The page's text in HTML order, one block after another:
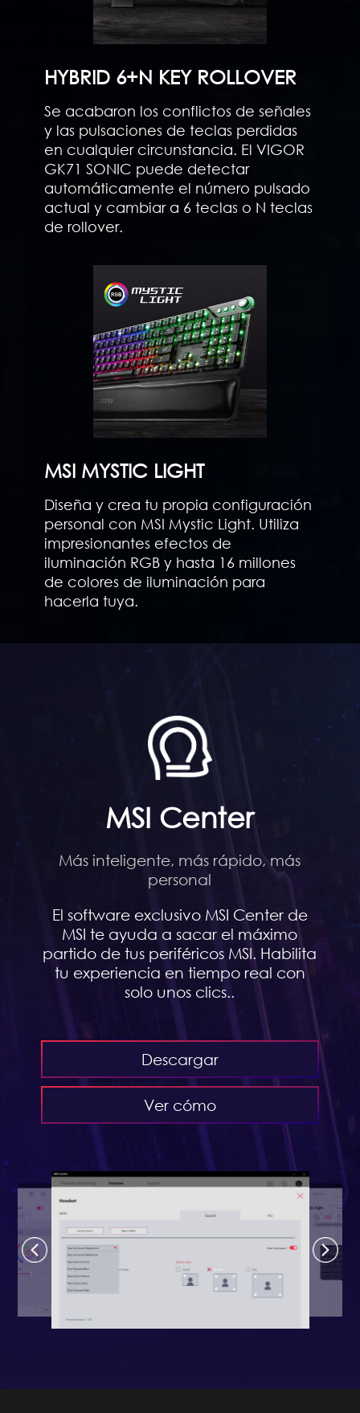
HYBRID 6+N KEY ROLLOVER
Se acabaron los conflictos de señales
y las pulsaciones de teclas perdidas
en cualquier circunstancia. El VIGOR
GK71 SONIC puede detectar
automáticamente el número pulsado
actual y cambiar a 6 teclas o N teclas
de rollover.
MSI MYSTIC LIGHT
Diseña y crea tu propia configuración
personal con MSI Mystic Light. Utiliza
impresionantes efectos de
iluminación RGB y hasta 16 millones
de colores de iluminación para
hacerla tuya.
MSI Center
Más inteligente, más rápido, más
personal
El software exclusivo MSI Center de
MSI te ayuda a sacar el máximo
partido de tus periféricos MSI. Habilita
tu experiencia en tiempo real con
solo unos clics..
Descargar
Ver cómo